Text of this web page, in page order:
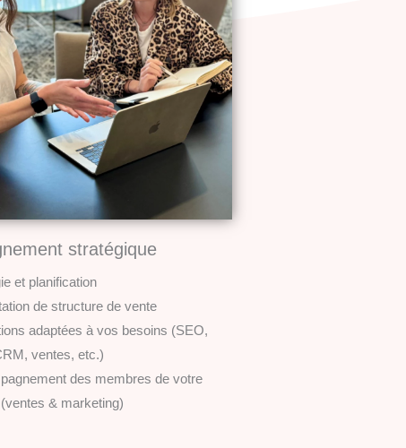
stratégique
et planification
de structure de vente
adaptées à vos besoins (SEO,
ventes, etc.)
des membres de votre
& marketing)